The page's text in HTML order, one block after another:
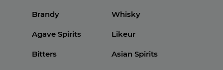
Brandy Whisky
Agave Spirits Likeur
Bitters Asian Spirits